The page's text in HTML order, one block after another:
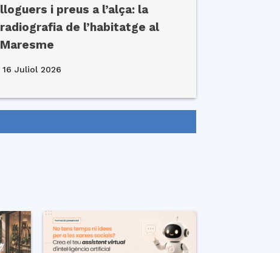
lloguers i preus a l’alça: la
radiografia de l’habitatge al
Maresme
16 Juliol 2026